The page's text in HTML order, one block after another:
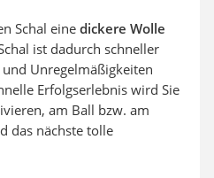
Schal eine dickere Wolle
ist dadurch schneller
Unregelmäßigkeiten
Erfolgserlebnis wird Sie
am Ball bzw. am
das nächste tolle